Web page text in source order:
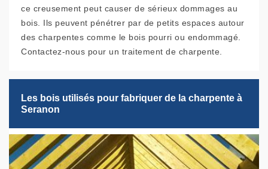
ce creusement peut causer de sérieux dommages au
bois. Ils peuvent pénétrer par de petits espaces autour
des charpentes comme le bois pourri ou endommagé.
Contactez-nous pour un traitement de charpente.
Les bois utilisés pour fabriquer de la charpente à
Seranon